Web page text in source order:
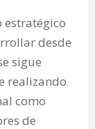
estratégico
desde
sigue
realizando
como
de